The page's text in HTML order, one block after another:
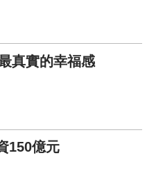
真實的幸福感
150億元